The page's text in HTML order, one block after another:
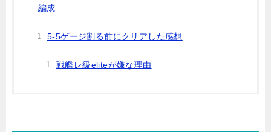
編成
5-5ゲージ割る前にクリアした感想
戦艦レ級eliteが嫌な理由